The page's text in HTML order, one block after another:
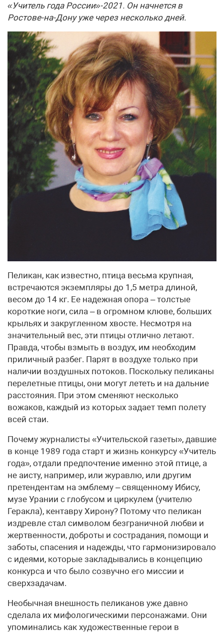
«Учитель года России»-2021. Он начнется в
Ростове-на-Дону уже через несколько дней.
Пеликан, как известно, птица весьма крупная,
встречаются экземпляры до 1,5 метра длиной,
весом до 14 кг. Ее надежная опора – толстые
короткие ноги, сила – в огромном клюве, больших
крыльях и закругленном хвосте. Несмотря на
значительный вес, эти птицы отлично летают.
Правда, чтобы взмыть в воздух, им необходим
приличный разбег. Парят в воздухе только при
наличии воздушных потоков. Поскольку пеликаны
перелетные птицы, они могут лететь и на дальние
расстояния. При этом сменяют несколько
вожаков, каждый из которых задает темп полету
всей стаи.
Почему журналисты «Учительской газеты», давшие
в конце 1989 года старт и жизнь конкурсу «Учитель
года», отдали предпочтение именно этой птице, а
не аисту, например, или журавлю, или другим
претендентам на эмблему – священному Ибису,
музе Урании с глобусом и циркулем (учителю
Геракла), кентавру Хирону? Потому что пеликан
издревле стал символом безграничной любви и
жертвенности, доброты и сострадания, помощи и
заботы, спасения и надежды, что гармонизировало
с идеями, которые закладывались в концепцию
конкурса и что было созвучно его миссии и
сверхзадачам.
Необычная внешность пеликанов уже давно
сделала их мифологическими персонажами. Они
упоминались как художественные герои в